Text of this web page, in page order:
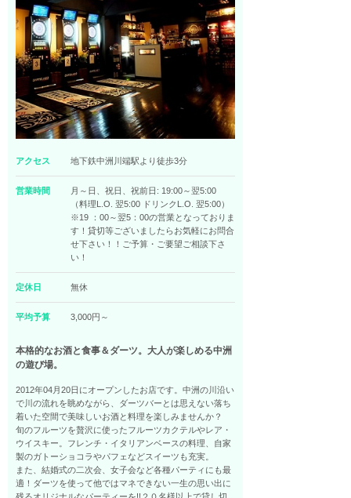
アクセス 地下鉄中洲川端駅より徒歩3分
営業時間
月～日、祝日、祝前日: 19:00～翌5:00
（料理L.O. 翌5:00 ドリンクL.O. 翌5:00）
※19 ：00～翌5：00の営業となっておりま
す！貸切等ございましたらお気軽にお問合
せ下さい！！ご予算・ご要望ご相談下さ
い！
定休日 無休
平均予算 3,000円～
本格的なお酒と食事＆ダーツ。大人が楽しめる中洲
の遊び場。
2012年04月20日にオープンしたお店です。中洲の川沿い
で川の流れを眺めながら、ダーツバーとは思えない落ち
着いた空間で美味しいお酒と料理を楽しみませんか？
旬のフルーツを贅沢に使ったフルーツカクテルやレア・
ウイスキー。フレンチ・イタリアンベースの料理、自家
製のガトーショコラやパフェなどスイーツも充実。
また、結婚式の二次会、女子会など各種パーティにも最
適！ダーツを使って他ではマネできない一生の思い出に